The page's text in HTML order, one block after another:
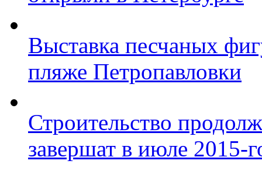
Выставка песчаных
пляже Петропавловки
Строительство
завершат в июле 2015-